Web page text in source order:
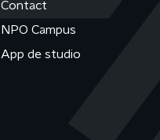
Contact
NPO Campus
App de studio